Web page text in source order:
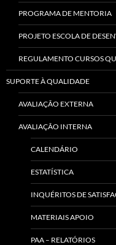
PROGRAMA DE MENTORIA
PROJETO ESCOLA DE
REGULAMENTO CURSOS
SUPORTE À QUALIDADE
AVALIAÇÃO EXTERNA
AVALIAÇÃO INTERNA
CALENDÁRIO
ESTATÍSTICA
INQUÉRITOS DE
MATERIAIS APOIO
PAA – RELATÓRIOS